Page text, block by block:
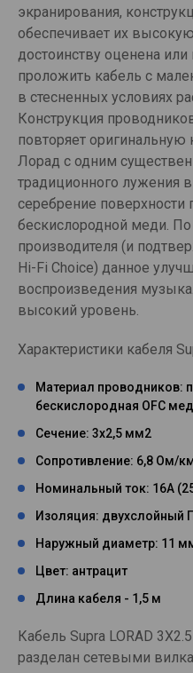
экранирования,
обеспечивает их
достоинству оценена
проложить кабель с
в стесненных условиях
Конструкция
повторяет
Лорад с одним
традиционного лужения
серебрение
бескислородной меди.
производителя (и
Hi-Fi Choice) данное
воспроизведения
высокий уровень.
Характеристики кабеля
Материал проводников:
бескислородная OFC
Сечение: 3х2,5 мм2
Сопротивление: 6,8 Ом/
Номинальный ток: 16А
Изоляция: двухслойный
Наружный диаметр: 11
Цвет: антрацит
Длина кабеля - 1,5 м
Кабель Supra LORAD
разделан сетевыми